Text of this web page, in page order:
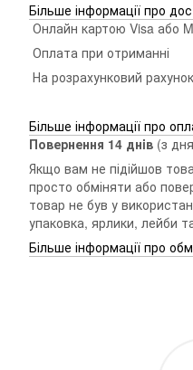
Більше інформації про
Онлайн картою Visa або
Оплата при отриманні
На розрахунковий
Більше інформації про
Повернення 14 днiв (з
Якщо вам не підійшов
просто обміняти або
товар не був у
упаковка, ярлики, лейби
Більше інформації про